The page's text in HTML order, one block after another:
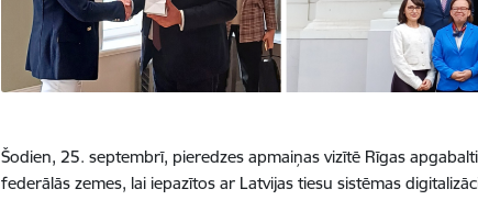
Šodien, 25. septembrī, pieredzes apmaiņas vizītē Rīgas
federālās zemes, lai iepazītos ar Latvijas tiesu sistēmas